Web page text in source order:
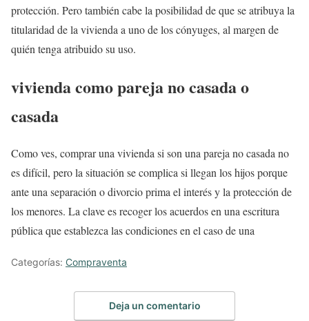
protección. Pero también cabe la posibilidad de que se atribuya la
titularidad de la vivienda a uno de los cónyuges, al margen de
quién tenga atribuido su uso.
vivienda como pareja no casada o
casada
Como ves, comprar una vivienda si son una pareja no casada no
es difícil, pero la situación se complica si llegan los hijos porque
ante una separación o divorcio prima el interés y la protección de
los menores. La clave es recoger los acuerdos en una escritura
pública que establezca las condiciones en el caso de una
Categorías: Compraventa
Deja un comentario